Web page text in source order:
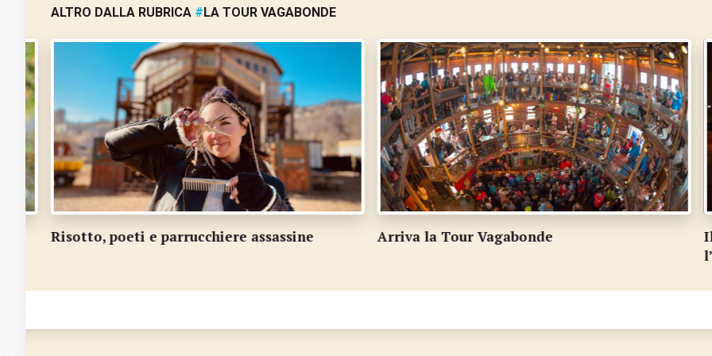
ALTRO DALLA RUBRICA #LA TOUR VAGABONDE
Arriva la Tour Vagabonde
Il fuoco della Tour Vagabonde scalda
I